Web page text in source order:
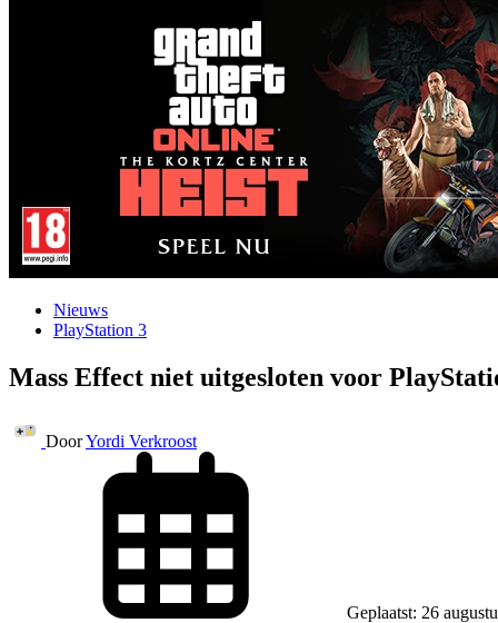
Nieuws
PlayStation 3
Mass Effect niet uitgesloten voor
DoorYordi Verkroost
Geplaatst: 26